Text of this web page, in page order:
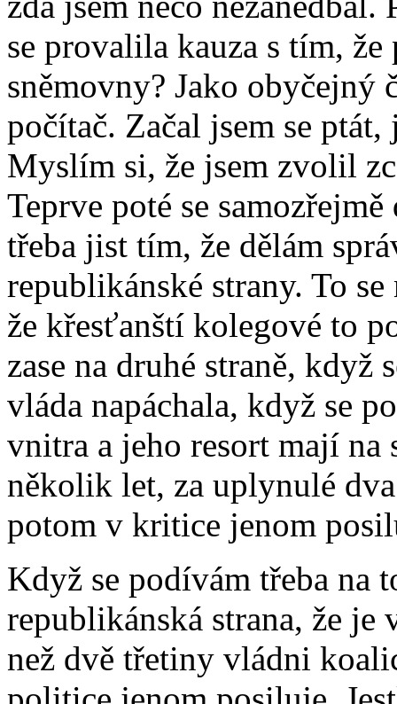
se provalila kauza s tím,
sněmovny? Jako obyčejný
počítač. Začal jsem se
Myslím si, že jsem zvolil
Teprve poté se
třeba jist tím, že dělám
republikánské strany. To
že křesťanští kolegové to
zase na druhé straně, když
vláda napáchala, když se
vnitra a jeho resort mají
několik let, za uplynulé
potom v kritice jenom
Když se podívám třeba na
republikánská strana, že je
než dvě třetiny vládni